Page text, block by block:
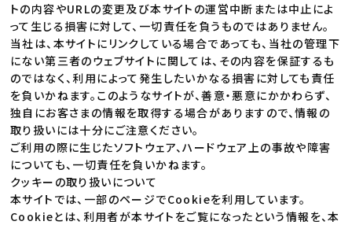
トの内容やURLの変更及び本サイトの運営中断または中止によ
って生じる損害に対して、一切責任を負うものではありません。
当社は、本サイトにリンクしている場合であっても、当社の管理下
にない第三者のウェブサイトに関しては、その内容を保証するも
のではなく、利用によって発生したいかなる損害に対しても責任
を負いかねます。このようなサイトが、善意・悪意にかかわらず、
独自にお客さまの情報を取得する場合がありますので、情報の
取り扱いには十分にご注意ください。
ご利用の際に生じたソフトウェア、ハードウェア上の事故や障害
についても、一切責任を負いかねます。
クッキーの取り扱いについて
本サイトでは、一部のページでCookieを利用しています。
Cookieとは、利用者が本サイトをご覧になったという情報を、本